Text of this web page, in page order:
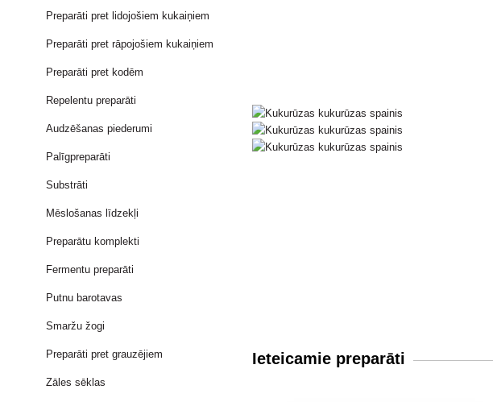
Preparāti pret lidojošiem kukaiņiem
Preparāti pret rāpojošiem kukaiņiem
Preparāti pret kodēm
Repelentu preparāti
Audzēšanas piederumi
Palīgpreparāti
Substrāti
Mēslošanas līdzekļi
Preparātu komplekti
Fermentu preparāti
Putnu barotavas
Smaržu žogi
Preparāti pret grauzējiem
Zāles sēklas
Ieteicamie preparāti